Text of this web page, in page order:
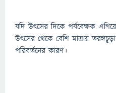
যদি উৎসের দিকে পর্যবেক্ষক
উৎসের থেকে বেশি মাত্রায়
পরিবর্তনের কারণ।